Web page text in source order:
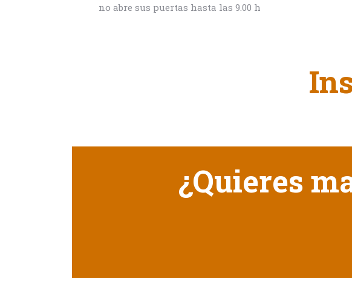
no abre sus puertas hasta las 9.00 h
¿Quieres